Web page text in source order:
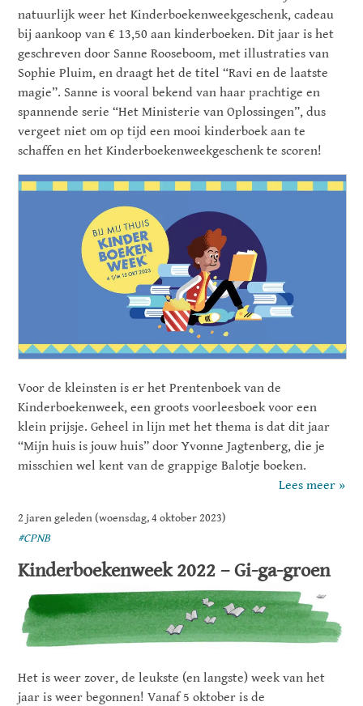
natuurlijk weer het Kinderboekenweekgeschenk, cadeau
bij aankoop van € 13,50 aan kinderboeken. Dit jaar is het
geschreven door Sanne Rooseboom, met illustraties van
Sophie Pluim, en draagt het de titel “Ravi en de laatste
magie”. Sanne is vooral bekend van haar prachtige en
spannende serie “Het Ministerie van Oplossingen”, dus
vergeet niet om op tijd een mooi kinderboek aan te
schaffen en het Kinderboekenweekgeschenk te scoren!
Voor de kleinsten is er het Prentenboek van de
Kinderboekenweek, een groots voorleesboek voor een
klein prijsje. Geheel in lijn met het thema is dat dit jaar
“Mijn huis is jouw huis” door Yvonne Jagtenberg, die je
misschien wel kent van de grappige Balotje boeken.
Lees meer »
2 jaren geleden (woensdag, 4 oktober 2023)
#CPNB
Kinderboekenweek 2022 – Gi-ga-groen
Het is weer zover, de leukste (en langste) week van het
jaar is weer begonnen! Vanaf 5 oktober is de